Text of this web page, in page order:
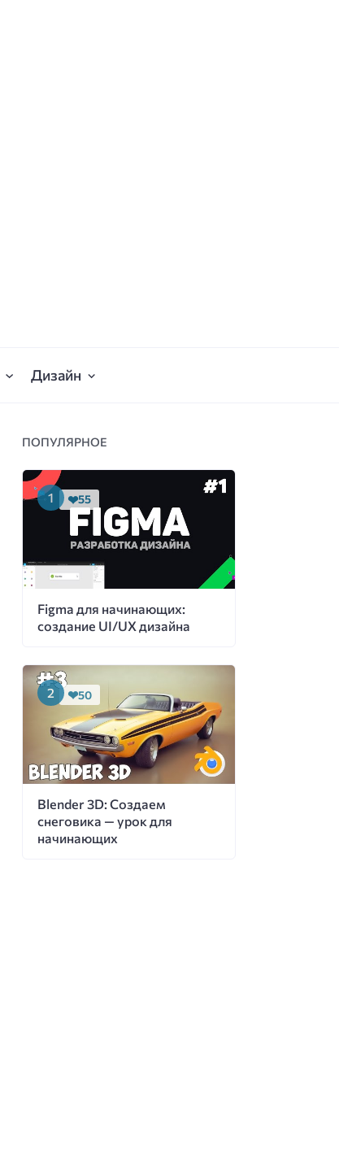
Дизайн
ПОПУЛЯРНОЕ
Figma для начинающих:
создание UI/UX дизайна
55
Blender 3D: Создаем
снеговика — урок для
начинающих
50